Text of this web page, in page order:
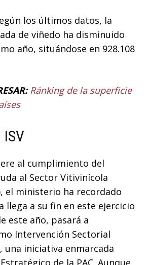
los últimos datos, la
de viñedo ha disminuido
año, situándose en 928.108
Ránking de la superficie
ISV
al cumplimiento del
al Sector Vitivinícola
el ministerio ha recordado
llega a su fin en este ejercicio
este año, pasará a
Intervención Sectorial
una iniciativa enmarcada